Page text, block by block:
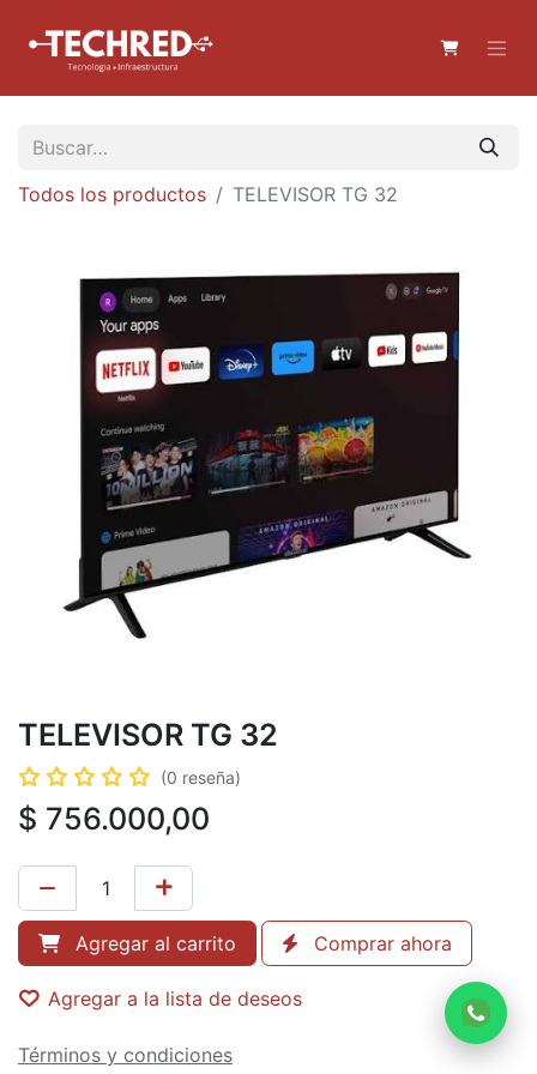
Todos los productos TELEVISOR TG 32
TELEVISOR TG 32
(0 reseña)
$ 756.000,00
Agregar al carrito Comprar ahora
Agregar a la lista de deseos
Términos y condiciones